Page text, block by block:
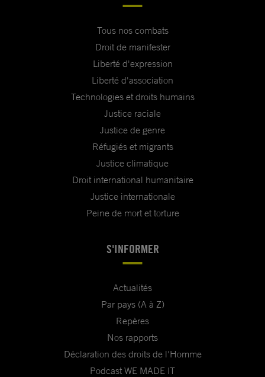
Tous nos combats
Droit de manifester
Liberté d'expression
Liberté d'association
Technologies et droits humains
Justice raciale
Justice de genre
Réfugiés et migrants
Justice climatique
Droit international humanitaire
Justice internationale
Peine de mort et torture
S'INFORMER
Actualités
Par pays (A à Z)
Repères
Nos rapports
Déclaration des droits de l'Homme
Podcast WE MADE IT